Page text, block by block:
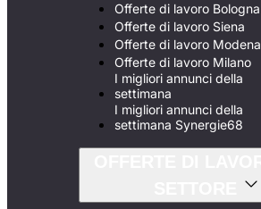
Offerte di lavoro Bologna
Offerte di lavoro Siena
Offerte di lavoro Modena
Offerte di lavoro Milano
I migliori annunci della
settimana
I migliori annunci della
settimana Synergie68